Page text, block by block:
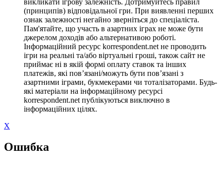
викликати ігрову залежність. Дотримуйтесь правил
(принципів) відповідальної гри. При виявленні перших
ознак залежності негайно зверніться до спеціаліста.
Пам'ятайте, що участь в азартних іграх не може бути
джерелом доходів або альтернативою роботі.
Інформаційний ресурс korrespondent.net не проводить
ігри на реальні та/або віртуальні гроші, також сайт не
приймає ні в якій формі оплату ставок та інших
платежів, які пов’язані/можуть бути пов’язані з
азартними іграми, букмекерами чи тоталізаторами. Будь-
які матеріали на інформаційному ресурсі
korrespondent.net публікуються виключно в
інформаційних цілях.
X
Ошибка